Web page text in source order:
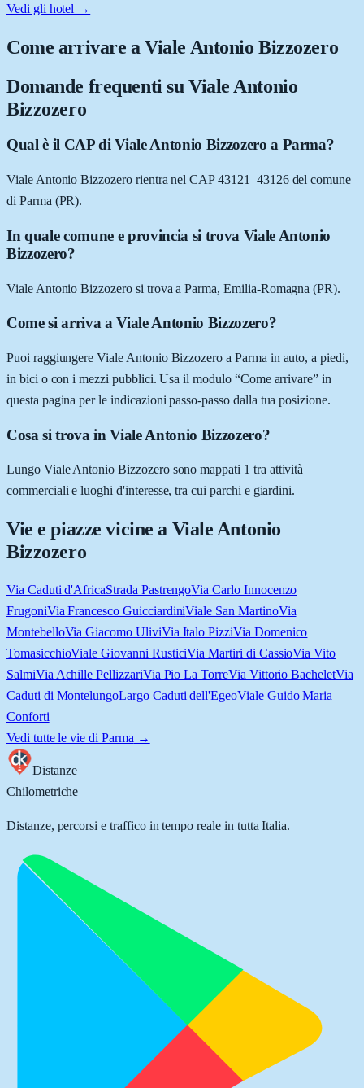
Vedi gli hotel →
Come arrivare aViale Antonio Bizzozero
Domande frequenti su Viale Antonio
Bizzozero
Qual è il CAP di Viale Antonio Bizzozero a Parma?
Viale Antonio Bizzozero rientra nel CAP 43121–43126 del comune
di Parma (PR).
In quale comune e provincia si trova Viale Antonio
Bizzozero?
Viale Antonio Bizzozero si trova a Parma, Emilia-Romagna (PR).
Come si arriva a Viale Antonio Bizzozero?
Puoi raggiungere Viale Antonio Bizzozero a Parma in auto, a piedi,
in bici o con i mezzi pubblici. Usa il modulo “Come arrivare” in
questa pagina per le indicazioni passo-passo dalla tua posizione.
Cosa si trova in Viale Antonio Bizzozero?
Lungo Viale Antonio Bizzozero sono mappati 1 tra attività
commerciali e luoghi d'interesse, tra cui parchi e giardini.
Vie e piazze vicine a Viale Antonio
Bizzozero
Via Caduti d'AfricaStrada PastrengoVia Carlo Innocenzo
FrugoniVia Francesco GuicciardiniViale San MartinoVia
MontebelloVia Giacomo UliviVia Italo PizziVia Domenico
TomasicchioViale Giovanni RusticiVia Martiri di CassioVia Vito
SalmiVia Achille PellizzariVia Pio La TorreVia Vittorio BacheletVia
Caduti di MontelungoLargo Caduti dell'EgeoViale Guido Maria
Conforti
Vedi tutte le vie di Parma →
Distanze
Chilometriche
Distanze, percorsi e traffico in tempo reale in tutta Italia.